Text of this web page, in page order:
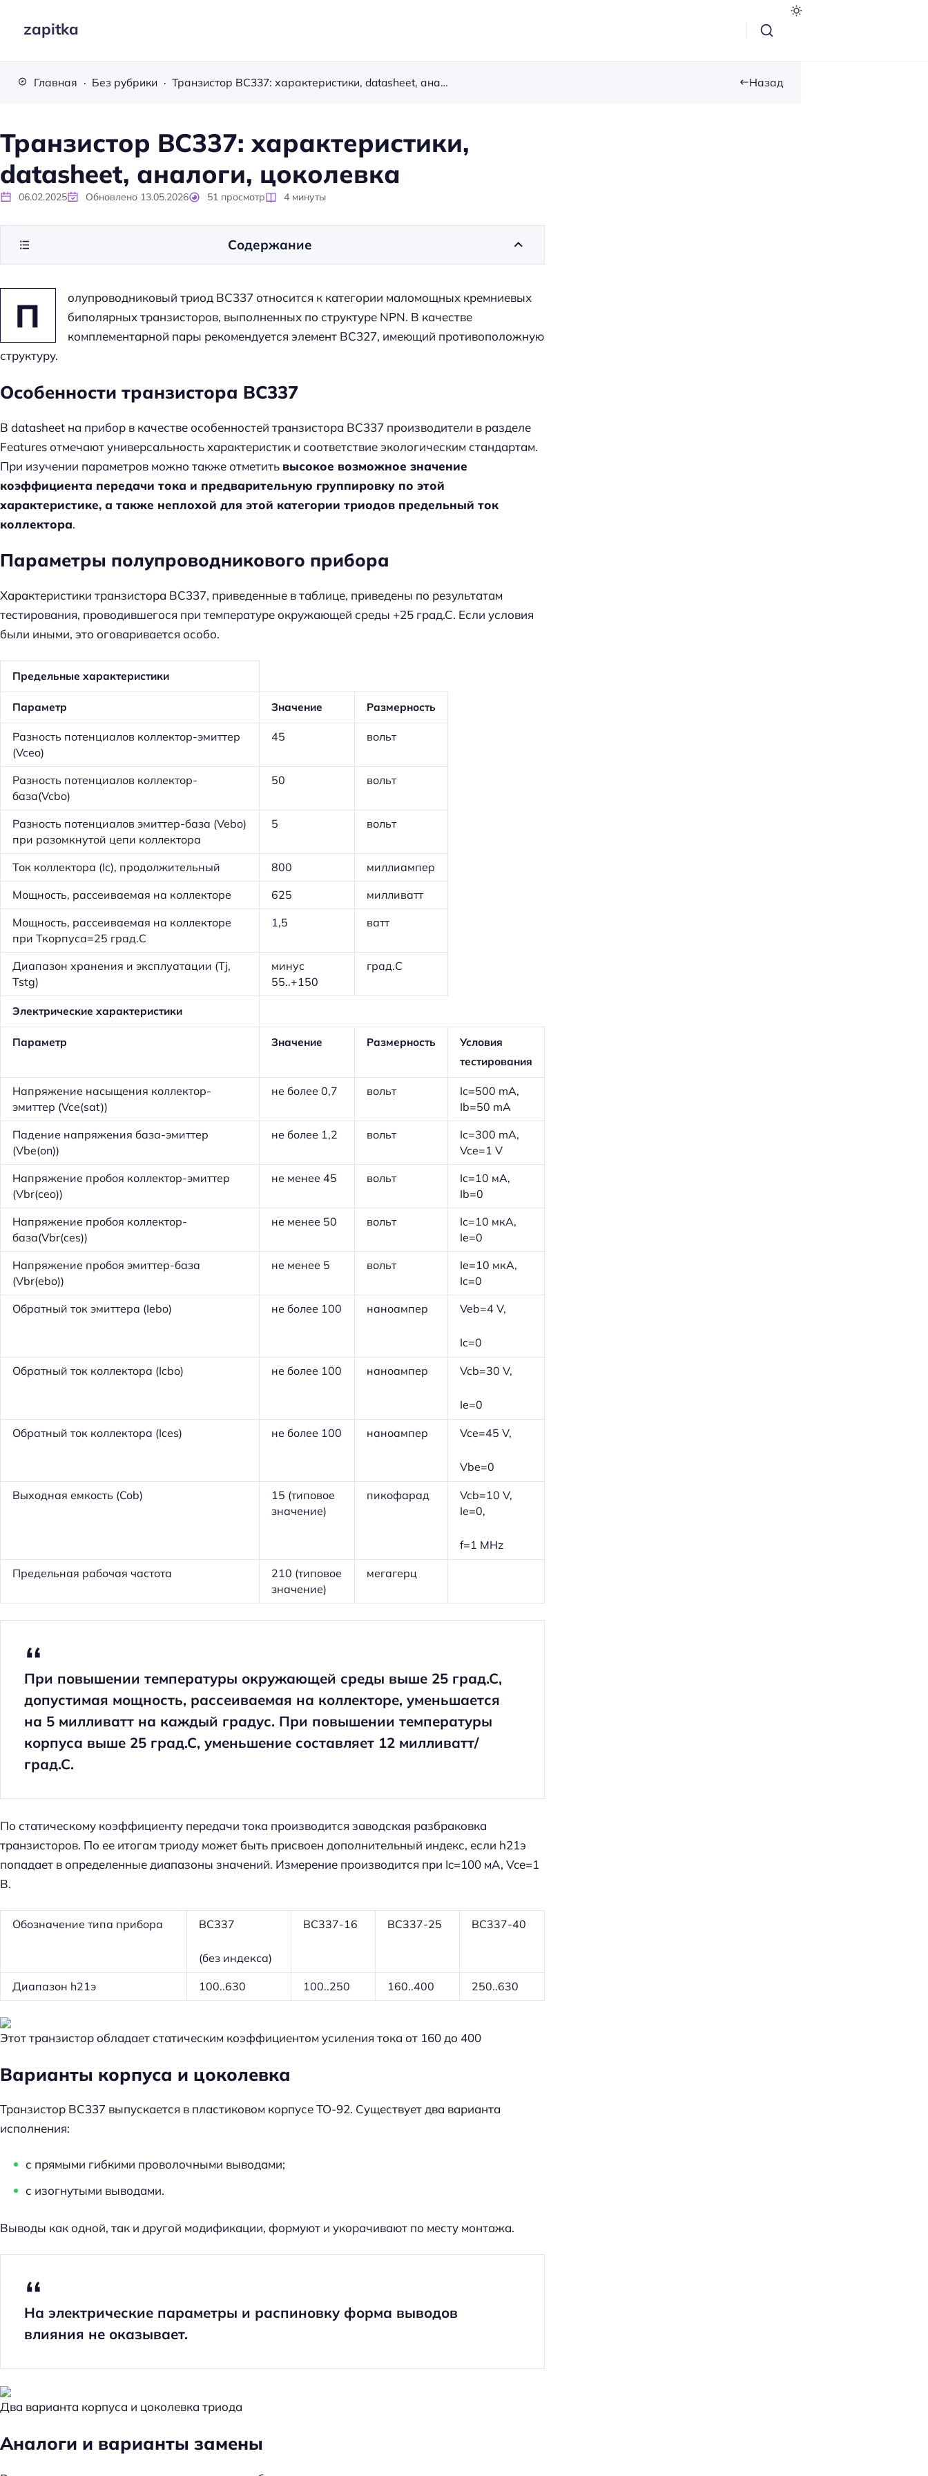
zapitka
Главная Без рубрики Транзистор BC337: характеристики, datasheet, аналоги, цоколевка Назад
Транзистор BC337: характеристики,
datasheet, аналоги, цоколевка
06.02.2025 Обновлено 13.05.2026 51 просмотр 4 минуты
П
олупроводниковый триод BC337 относится к категории маломощных кремниевых
биполярных транзисторов, выполненных по структуре NPN. В качестве
комплементарной пары рекомендуется элемент BC327, имеющий противоположную
структуру.
Особенности транзистора BC337
В datasheet на прибор в качестве особенностей транзистора BC337 производители в разделе
Features отмечают универсальность характеристик и соответствие экологическим стандартам.
При изучении параметров можно также отметить высокое возможное значение
коэффициента передачи тока и предварительную группировку по этой
характеристике, а также неплохой для этой категории триодов предельный ток
коллектора.
Параметры полупроводникового прибора
Характеристики транзистора BC337, приведенные в таблице, приведены по результатам
тестирования, проводившегося при температуре окружающей среды +25 град.С. Если условия
были иными, это оговаривается особо.
Предельные характеристики
Параметр Значение Размерность
Разность потенциалов коллектор-эмиттер
(Vceo)
45 вольт
Разность потенциалов коллектор-
база(Vcbo)
50 вольт
Разность потенциалов эмиттер-база (Vebo)
при разомкнутой цепи коллектора
5 вольт
Ток коллектора (Ic), продолжительный 800
миллиампер
Мощность, рассеиваемая на коллекторе
625
милливатт
Мощность, рассеиваемая на коллекторе
при Ткорпуса=25 град.С
1,5 ватт
Диапазон хранения и эксплуатации (Tj,
Tstg)
минус
55..+150
град.С
Электрические характеристики
Параметр Значение Размерность
Условия
тестирования
Напряжение насыщения коллектор-
эмиттер (Vce(sat))
не более 0,7 вольт
Ic=500 mA,
Ib=50 mA
Падение напряжения база-эмиттер
(Vbe(on))
не более 1,2 вольт
Ic=300 mA,
Vce=1 V
Напряжение пробоя коллектор-эмиттер
(Vbr(ceo))
не менее 45 вольт
Ic=10 мА,
Ib=0
Напряжение пробоя коллектор-
база(Vbr(ces))
не менее 50 вольт
Ic=10 мкА,
Ie=0
Напряжение пробоя эмиттер-база
(Vbr(ebo))
не менее 5 вольт
Ie=10 мкА,
Ic=0
Обратный ток эмиттера (Iebo)
не более 100 наноампер Veb=4 V,
Ic=0
Обратный ток коллектора (Icbo) не более 100 наноампер Vcb=30 V,
Ie=0
Обратный ток коллектора (Ices) не более 100 наноампер Vce=45 V,
Vbe=0
Выходная емкость (Cob)
15 (типовое
значение)
пикофарад
Vcb=10 V,
Ie=0,
f=1 MHz
Предельная рабочая частота
210 (типовое
значение)
мегагерц
При повышении температуры окружающей среды выше 25 град.С,
допустимая мощность, рассеиваемая на коллекторе, уменьшается
на 5 милливатт на каждый градус. При повышении температуры
корпуса выше 25 град.С, уменьшение составляет 12 милливатт/
град.С.
По статическому коэффициенту передачи тока производится заводская разбраковка
транзисторов. По ее итогам триоду может быть присвоен дополнительный индекс, если h21э
попадает в определенные диапазоны значений. Измерение производится при Ic=100 мА, Vce=1
В.
Обозначение типа прибора BC337
(без индекса)
BC337-16 BC337-25 BC337-40
Диапазон h21э 100..630 100..250 160..400 250..630
Этот транзистор обладает статическим коэффициентом усиления тока от 160 до 400
Варианты корпуса и цоколевка
Транзистор BC337 выпускается в пластиковом корпусе TO-92. Существует два варианта
исполнения:
с прямыми гибкими проволочными выводами;
с изогнутыми выводами.
Выводы как одной, так и другой модификации, формуют и укорачивают по месту монтажа.
На электрические параметры и распиновку форма выводов
влияния не оказывает.
Два варианта корпуса и цоколевка триода
Аналоги и варианты замены
Содержание